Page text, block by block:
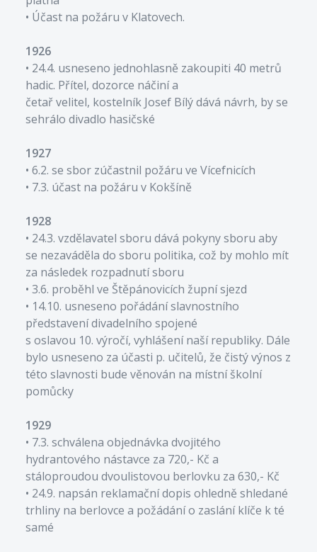
• Účast na požáru v Klatovech.
1926
• 24.4. usneseno jednohlasně zakoupiti 40 metrů
hadic. Přítel, dozorce náčiní a
četař velitel, kostelník Josef Bílý dává návrh, by se
sehrálo divadlo hasičské
1927
• 6.2. se sbor zúčastnil požáru ve Vícefnicích
• 7.3. účast na požáru v Kokšíně
1928
• 24.3. vzdělavatel sboru dává pokyny sboru aby
se nezaváděla do sboru politika, což by mohlo mít
za následek rozpadnutí sboru
• 3.6. proběhl ve Štěpánovicích župní sjezd
• 14.10. usneseno pořádání slavnostního
představení divadelního spojené
s oslavou 10. výročí, vyhlášení naší republiky. Dále
bylo usneseno za účasti p. učitelů, že čistý výnos z
této slavnosti bude věnován na místní školní
pomůcky
1929
• 7.3. schválena objednávka dvojitého
hydrantového nástavce za 720,- Kč a
stáloproudou dvoulistovou berlovku za 630,- Kč
• 24.9. napsán reklamační dopis ohledně shledané
trhliny na berlovce a požádání o zaslání klíče k té
samé